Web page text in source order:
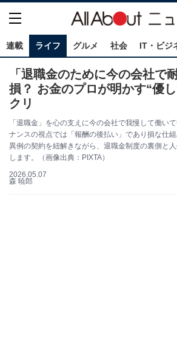
連載 ライフ グルメ 社会 IT・ビジ
「退職金のために今の会社で
損？ お金のプロが明かす“優
クリ
「退職金」を心の支えに今の会社で我慢して働い
ナンスの視点では「報酬の後払い」であり損な仕
異例の契約を紐解きながら、退職金制度の裏側と
します。（画像出典：PIXTA）
2026.05.07
森 暁郎